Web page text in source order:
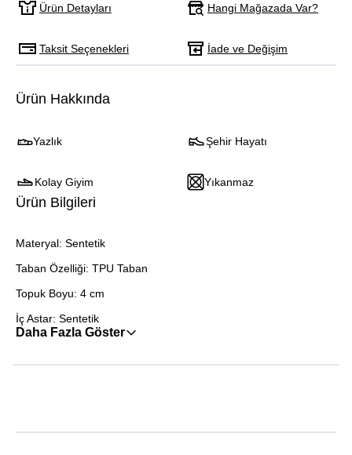
Ürün Detayları Hangi Mağazada Var?
Taksit Seçenekleri İade ve Değişim
Ürün Hakkında
Yazlık Şehir Hayatı
Kolay Giyim Yıkanmaz
Ürün Bilgileri
Materyal: Sentetik
Taban Özelliği: TPU Taban
Topuk Boyu: 4 cm
İç Astar: Sentetik
Daha Fazla Göster